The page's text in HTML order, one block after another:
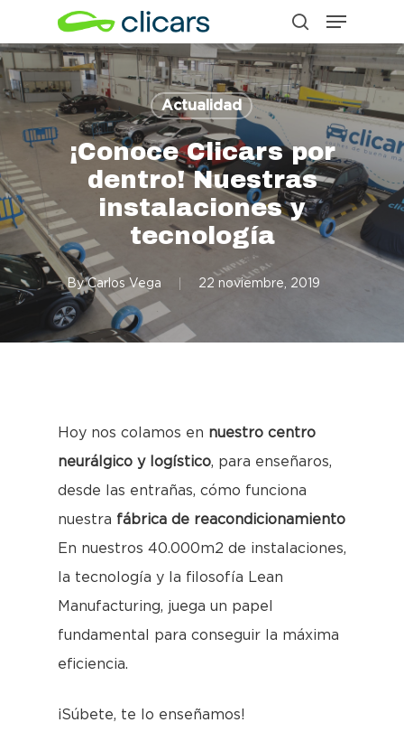
to
main
content
search
Menu
Actualidad
¡Conoce Clicars por
dentro! Nuestras
instalaciones y
tecnología
By Carlos Vega 22 noviembre, 2019
Hoy nos colamos en nuestro centro
neurálgico y logístico, para enseñaros,
desde las entrañas, cómo funciona
nuestra fábrica de reacondicionamiento
En nuestros 40.000m2 de instalaciones,
la tecnología y la filosofía Lean
Manufacturing, juega un papel
fundamental para conseguir la máxima
eficiencia.
¡Súbete, te lo enseñamos!
Close
Menu